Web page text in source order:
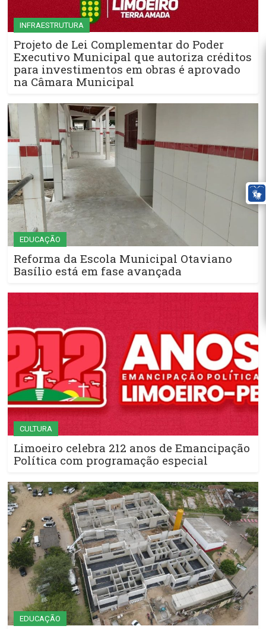
INFRAESTRUTURA
Projeto de Lei Complementar do Poder
Executivo Municipal que autoriza créditos
para investimentos em obras é aprovado
na Câmara Municipal
EDUCAÇÃO
Reforma da Escola Municipal Otaviano
Basílio está em fase avançada
CULTURA
Limoeiro celebra 212 anos de Emancipação
Política com programação especial
EDUCAÇÃO